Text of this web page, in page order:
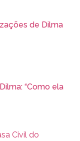
de Dilma
“Como ela